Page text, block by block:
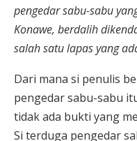
pengedar sabu-sabu
Konawe, berdalih
salah satu lapas yang
Dari mana si penulis
pengedar sabu-sabu
tidak ada bukti yang
Si terduga pengedar